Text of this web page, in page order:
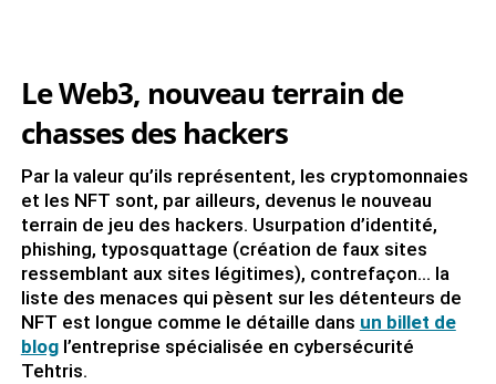
Le Web3, nouveau terrain de
chasses des hackers
Par la valeur qu’ils représentent, les cryptomonnaies
et les NFT sont, par ailleurs, devenus le nouveau
terrain de jeu des hackers. Usurpation d’identité,
phishing, typosquattage (création de faux sites
ressemblant aux sites légitimes), contrefaçon… la
liste des menaces qui pèsent sur les détenteurs de
NFT est longue comme le détaille dans un billet de
blogl’entreprise spécialisée en cybersécurité
Tehtris.